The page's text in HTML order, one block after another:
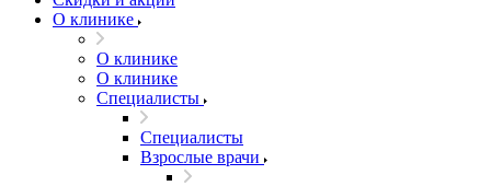
О клинике
О клинике
О клинике
Специалисты
Специалисты
Взрослые врачи